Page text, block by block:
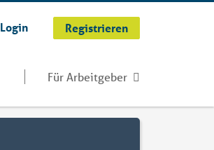
Login Registrieren
Für Arbeitgeber